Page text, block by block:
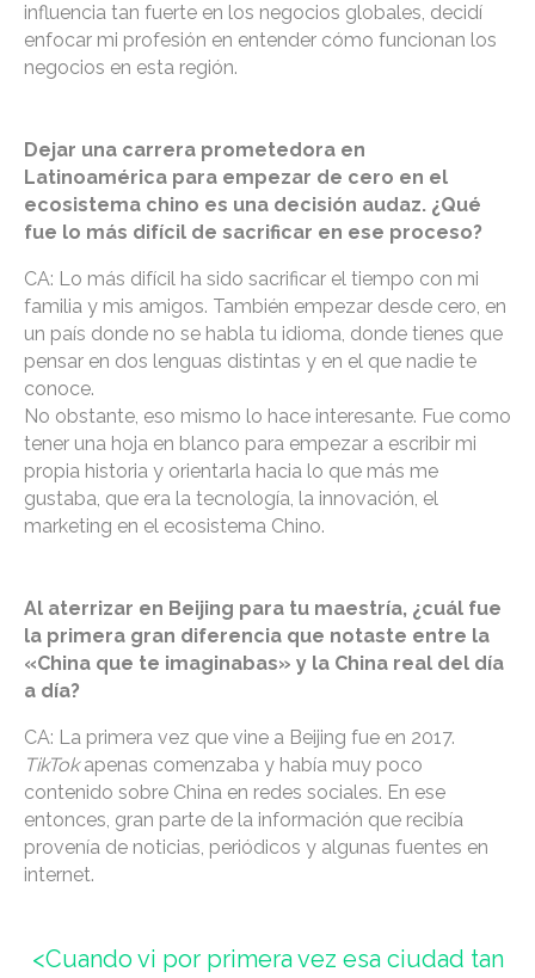
influencia tan fuerte en los negocios globales, decidí
enfocar mi profesión en entender cómo funcionan los
negocios en esta región.
Dejar una carrera prometedora en
Latinoamérica para empezar de cero en el
ecosistema chino es una decisión audaz. ¿Qué
fue lo más difícil de sacrificar en ese proceso?
CA: Lo más difícil ha sido sacrificar el tiempo con mi
familia y mis amigos. También empezar desde cero, en
un país donde no se habla tu idioma, donde tienes que
pensar en dos lenguas distintas y en el que nadie te
conoce.
No obstante, eso mismo lo hace interesante. Fue como
tener una hoja en blanco para empezar a escribir mi
propia historia y orientarla hacia lo que más me
gustaba, que era la tecnología, la innovación, el
marketing en el ecosistema Chino.
Al aterrizar en Beijing para tu maestría, ¿cuál fue
la primera gran diferencia que notaste entre la
«China que te imaginabas» y la China real del día
a día?
CA: La primera vez que vine a Beijing fue en 2017.
TikTokapenas comenzaba y había muy poco
contenido sobre China en redes sociales. En ese
entonces, gran parte de la información que recibía
provenía de noticias, periódicos y algunas fuentes en
internet.
<Cuando vi por primera vez esa ciudad tan